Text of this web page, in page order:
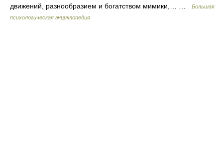
движений, разнообразием и богатством мимики,… …
Большая
психологическая энциклопедия